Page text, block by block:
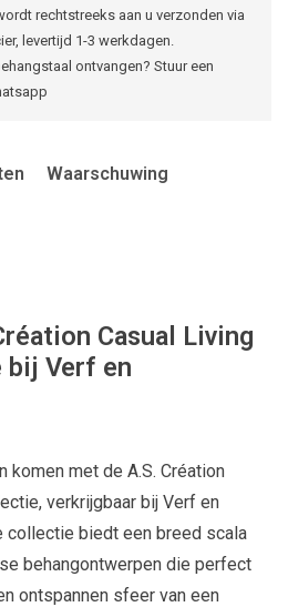
rechtstreeks aan u verzonden via
levertijd 1-3 werkdagen.
ontvangen? Stuur een
Waarschuwing
Casual Living
bij Verf en
komen met de A.S. Création
verkrijgbaar bij Verf en
collectie biedt een breed scala
behangontwerpen die perfect
ontspannen sfeer van een